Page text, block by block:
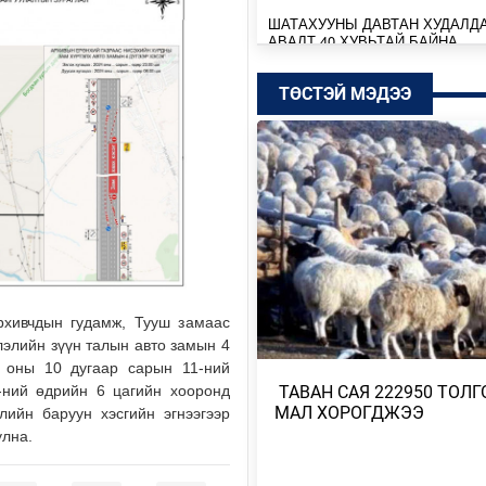
гудамж, Тууш замаас
зүүн талын авто замын 4
оны 10 дугаар сарын 11-ний
өдрийн 6 цагийн хооронд
баруун хэсгийн эгнээгээр
ШАТАХУУНЫ ДАВТАН
АВАЛТ 40 ХУВЬТАЙ БАЙНА
Өчигдөр
SENZU+S1MPLE НИЙЛЭЭД 396
ДОЛЛАРЫН ҮНЭ ХҮРЭВ
Өчигдөр
БАТБААТАРЫН ХУЛАН ЖЮҮ
ДЭЛХИЙН АВАРГА БОЛЖ, ТҮҮХ
БҮТЭЭЛЭЭ
Өчигдөр
ТӨСВИЙН БАЙНГЫН ХОРОО 67
АСУУДАЛ ХЭЛЭЛЦЭЖ,
ТӨСВИЙН ТАЛААРХ …
Өчигдөр
ТӨСТЭЙ МЭДЭЭ
ТАВАН САЯ 222950
МАЛ ХОРОГДЖЭЭ